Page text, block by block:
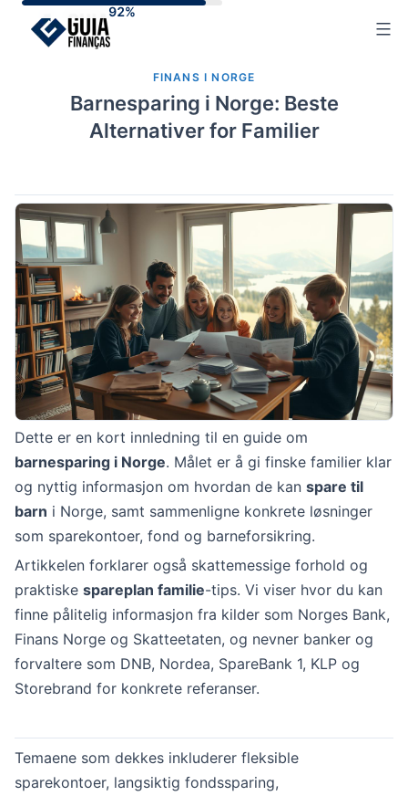
FINANS I NORGE
Barnesparing i Norge: Beste
Alternativer for Familier
Dette er en kort innledning til en guide om
barnesparing i Norge. Målet er å gi finske familier klar
og nyttig informasjon om hvordan de kan spare til
barn i Norge, samt sammenligne konkrete løsninger
som sparekontoer, fond og barneforsikring.
Artikkelen forklarer også skattemessige forhold og
praktiske spareplan familie-tips. Vi viser hvor du kan
finne pålitelig informasjon fra kilder som Norges Bank,
Finans Norge og Skatteetaten, og nevner banker og
forvaltere som DNB, Nordea, SpareBank 1, KLP og
Storebrand for konkrete referanser.
Temaene som dekkes inkluderer fleksible
sparekontoer, langsiktig fondssparing,